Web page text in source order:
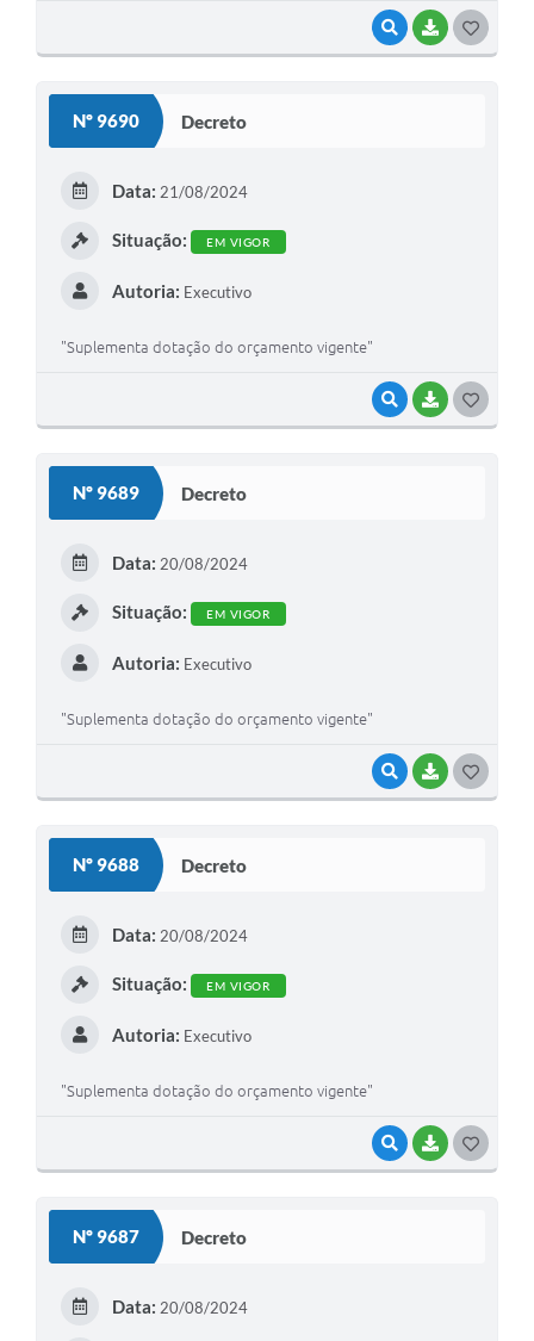
VISUALIZAR
BAIXAR
Nº 9690 Decreto
VISUALIZAR
BAIXAR
Data: 21/08/2024
Situação: EM VIGOR
Autoria: Executivo
"Suplementa dotação do orçamento vigente"
Nº 9689 Decreto
VISUALIZAR
BAIXAR
Data: 20/08/2024
Situação: EM VIGOR
Autoria: Executivo
"Suplementa dotação do orçamento vigente"
Nº 9688 Decreto
VISUALIZAR
BAIXAR
Data: 20/08/2024
Situação: EM VIGOR
Autoria: Executivo
"Suplementa dotação do orçamento vigente"
Nº 9687 Decreto
Data: 20/08/2024